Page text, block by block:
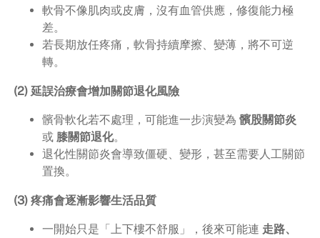
軟骨不像肌肉或皮膚，沒有血管供應，修復能力極
差。
若長期放任疼痛，軟骨持續摩擦、變薄，將不可逆
轉。
(2) 延誤治療會增加關節退化風險
髕骨軟化若不處理，可能進一步演變為 髕股關節炎
或 膝關節退化。
退化性關節炎會導致僵硬、變形，甚至需要人工關節
置換。
(3) 疼痛會逐漸影響生活品質
一開始只是「上下樓不舒服」，後來可能連 走路、